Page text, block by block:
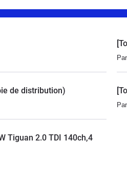
Par
de distribution)
Par
Tiguan 2.0 TDI 140ch,4